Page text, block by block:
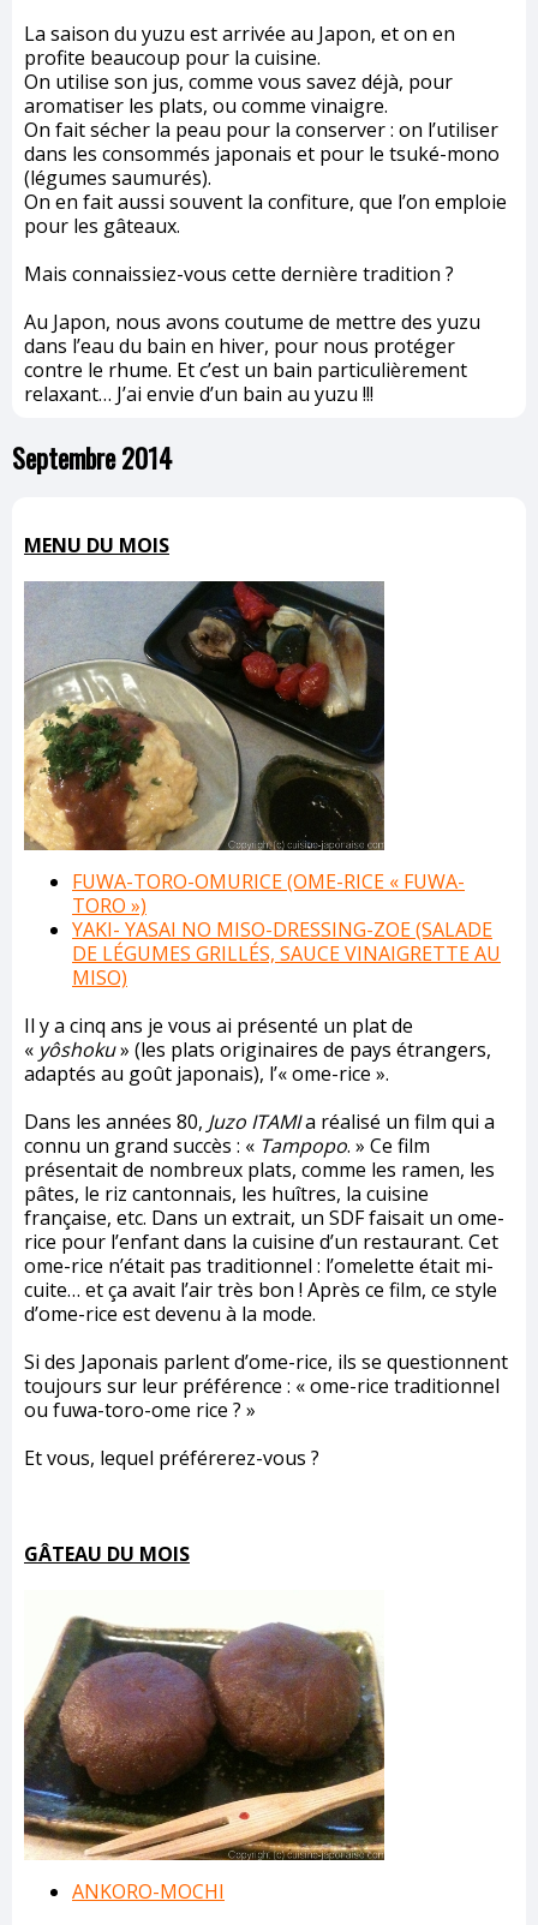
La saison du yuzu est arrivée au Japon, et on en
profite beaucoup pour la cuisine.
On utilise son jus, comme vous savez déjà, pour
aromatiser les plats, ou comme vinaigre.
On fait sécher la peau pour la conserver : on l’utiliser
dans les consommés japonais et pour le tsuké-mono
(légumes saumurés).
On en fait aussi souvent la confiture, que l’on emploie
pour les gâteaux.
Mais connaissiez-vous cette dernière tradition ?
Au Japon, nous avons coutume de mettre des yuzu
dans l’eau du bain en hiver, pour nous protéger
contre le rhume. Et c’est un bain particulièrement
relaxant… J’ai envie d’un bain au yuzu !!!
Septembre 2014
MENU DU MOIS
FUWA-TORO-OMURICE (OME-RICE « FUWA-
TORO »)
YAKI- YASAI NO MISO-DRESSING-ZOE (SALADE
DE LÉGUMES GRILLÉS, SAUCE VINAIGRETTE AU
MISO)
Il y a cinq ans je vous ai présenté un plat de
« yôshoku» (les plats originaires de pays étrangers,
adaptés au goût japonais), l’« ome-rice ».
Dans les années 80, Juzo ITAMIa réalisé un film qui a
connu un grand succès : « Tampopo. » Ce film
présentait de nombreux plats, comme les ramen, les
pâtes, le riz cantonnais, les huîtres, la cuisine
française, etc. Dans un extrait, un SDF faisait un ome-
rice pour l’enfant dans la cuisine d’un restaurant. Cet
ome-rice n’était pas traditionnel : l’omelette était mi-
cuite… et ça avait l’air très bon ! Après ce film, ce style
d’ome-rice est devenu à la mode.
Si des Japonais parlent d’ome-rice, ils se questionnent
toujours sur leur préférence : « ome-rice traditionnel
ou fuwa-toro-ome rice ? »
Et vous, lequel préférerez-vous ?
GÂTEAU DU MOIS
ANKORO-MOCHI